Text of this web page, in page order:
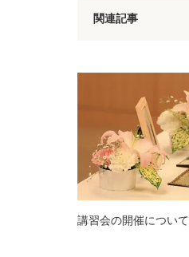
関連記事
講習会の開催について